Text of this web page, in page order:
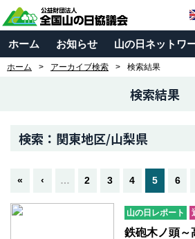
ホーム お知らせ 山の日ネットワ
ホーム アーカイブ検索 検索結果
検索結果
検索：関東地区/山梨県
« ‹ … 2 3 4 5 6
山の日レポート
鉄砲木ノ頭